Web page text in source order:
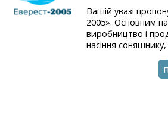
Вашій увазі
2005». Основним
виробництво і
насіння